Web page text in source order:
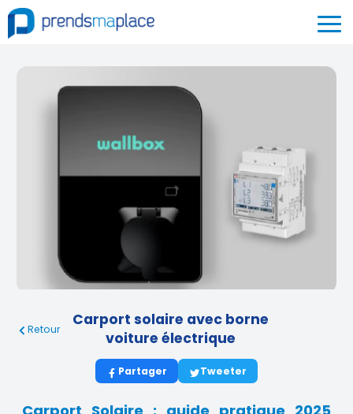
Retour
Carport solaire avec borne
voiture électrique
Partager Tweeter